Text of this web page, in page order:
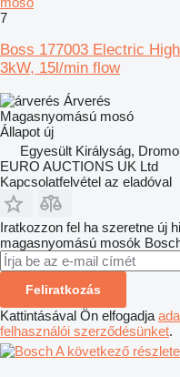
7
Boss 177003 Electric
3kW, 15l/min flow
Árverés
Magasnyomású mosó
Állapot új
Egyesült Királyság,
EURO AUCTIONS UK Ltd
Kapcsolatfelvétel az eladóval
Iratkozzon fel ha szeretne új
magasnyomású mosók
Feliratkozás
Kattintásával Ön elfogadja
felhasználói szerződésünket.
A következő